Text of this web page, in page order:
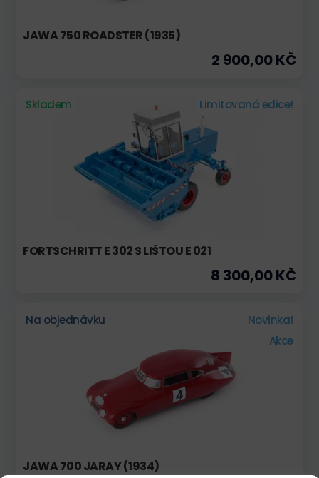
JAWA 750 ROADSTER (1935)
2 900,00 KČ
Skladem Limitovaná edice!
FORTSCHRITT E 302 S LIŠTOU E 021
8 300,00 KČ
Na objednávku
Novinka!
Akce
JAWA 700 JARAY (1934)